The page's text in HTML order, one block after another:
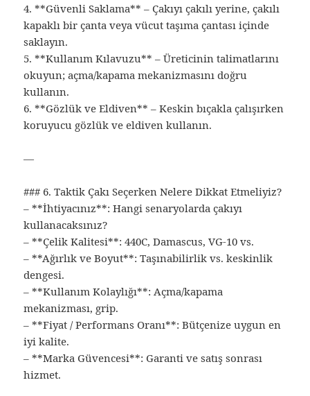
4. **Güvenli Saklama** – Çakıyı çakılı yerine, çakılı
kapaklı bir çanta veya vücut taşıma çantası içinde
saklayın.
5. **Kullanım Kılavuzu** – Üreticinin talimatlarını
okuyun; açma/kapama mekanizmasını doğru
kullanın.
6. **Gözlük ve Eldiven** – Keskin bıçakla çalışırken
koruyucu gözlük ve eldiven kullanın.
—
### 6. Taktik Çakı Seçerken Nelere Dikkat Etmeliyiz?
– **İhtiyacınız**: Hangi senaryolarda çakıyı
kullanacaksınız?
– **Çelik Kalitesi**: 440C, Damascus, VG-10 vs.
– **Ağırlık ve Boyut**: Taşınabilirlik vs. keskinlik
dengesi.
– **Kullanım Kolaylığı**: Açma/kapama
mekanizması, grip.
– **Fiyat / Performans Oranı**: Bütçenize uygun en
iyi kalite.
– **Marka Güvencesi**: Garanti ve satış sonrası
hizmet.